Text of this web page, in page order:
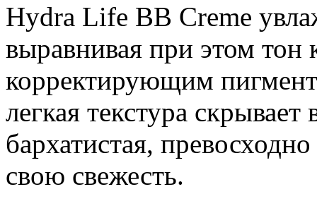
Hydra Life BB Creme
выравнивая при этом тон
корректирующим
легкая текстура
бархатистая,
свою свежесть.